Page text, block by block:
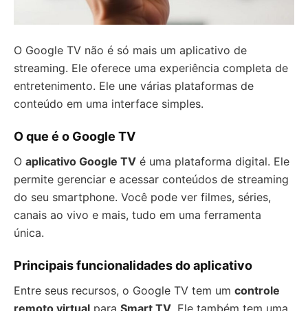
O Google TV não é só mais um aplicativo de
streaming. Ele oferece uma experiência completa de
entretenimento. Ele une várias plataformas de
conteúdo em uma interface simples.
O que é o Google TV
O aplicativo Google TV é uma plataforma digital. Ele
permite gerenciar e acessar conteúdos de streaming
do seu smartphone. Você pode ver filmes, séries,
canais ao vivo e mais, tudo em uma ferramenta
única.
Principais funcionalidades do aplicativo
Entre seus recursos, o Google TV tem um controle
remoto virtual para Smart TV. Ele também tem uma